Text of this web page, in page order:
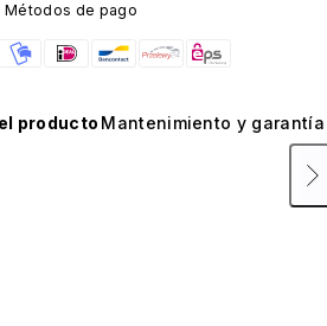
Métodos de pago
producto Mantenimiento y garantía